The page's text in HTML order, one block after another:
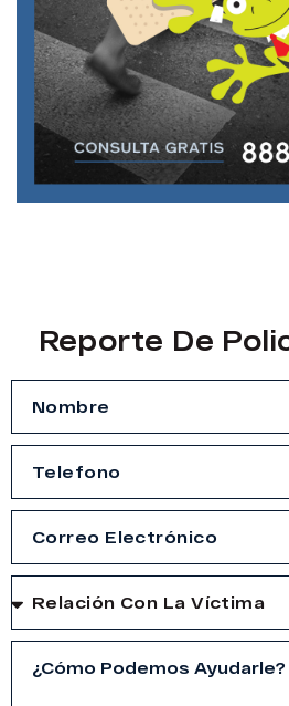
Reporte De